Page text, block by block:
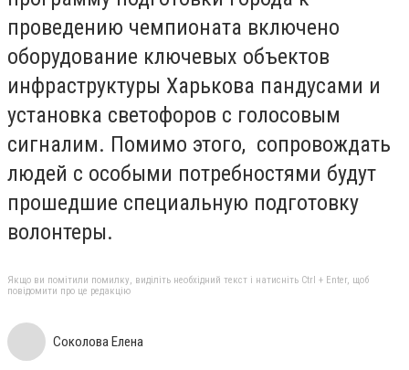
проведению чемпионата включено
оборудование ключевых объектов
инфраструктуры Харькова пандусами и
установка светофоров с голосовым
сигналим. Помимо этого, сопровождать
людей с особыми потребностями будут
прошедшие специальную подготовку
волонтеры.
Якщо ви помітили помилку, виділіть необхідний текст і натисніть Ctrl + Enter, щоб
повідомити про це редакцію
Соколова Елена